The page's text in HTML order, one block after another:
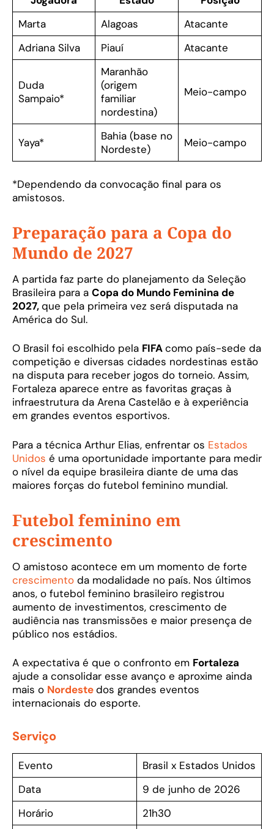
Marta
Alagoas
Atacante
Adriana Silva
Piauí Atacante
Duda
Sampaio*
Maranhão
(origem
familiar
nordestina)
Meio-campo
Yaya*
Bahia (base no
Nordeste)
Meio-campo
*Dependendo da convocação final para os
amistosos.
Preparação para a Copa do
Mundo de 2027
A partida faz parte do planejamento da Seleção
Brasileira para a Copa do Mundo Feminina de
2027,que pela primeira vez será disputada na
América do Sul.
O Brasil foi escolhido pela FIFAcomo país-sede da
competição e diversas cidades nordestinas estão
na disputa para receber jogos do torneio. Assim,
Fortaleza aparece entre as favoritas graças à
infraestrutura da Arena Castelão e à experiência
em grandes eventos esportivos.
Para a técnica Arthur Elias, enfrentar os Estados
Unidos é uma oportunidade importante para medir
o nível da equipe brasileira diante de uma das
maiores forças do futebol feminino mundial.
Futebol feminino em
crescimento
O amistoso acontece em um momento de forte
crescimento da modalidade no país. Nos últimos
anos, o futebol feminino brasileiro registrou
aumento de investimentos, crescimento de
audiência nas transmissões e maior presença de
público nos estádios.
A expectativa é que o confronto em Fortaleza
ajude a consolidar esse avanço e aproxime ainda
mais o Nordestedos grandes eventos
internacionais do esporte.
Serviço
Evento
Brasil x Estados Unidos
Data
9 de junho de 2026
Horário
21h30